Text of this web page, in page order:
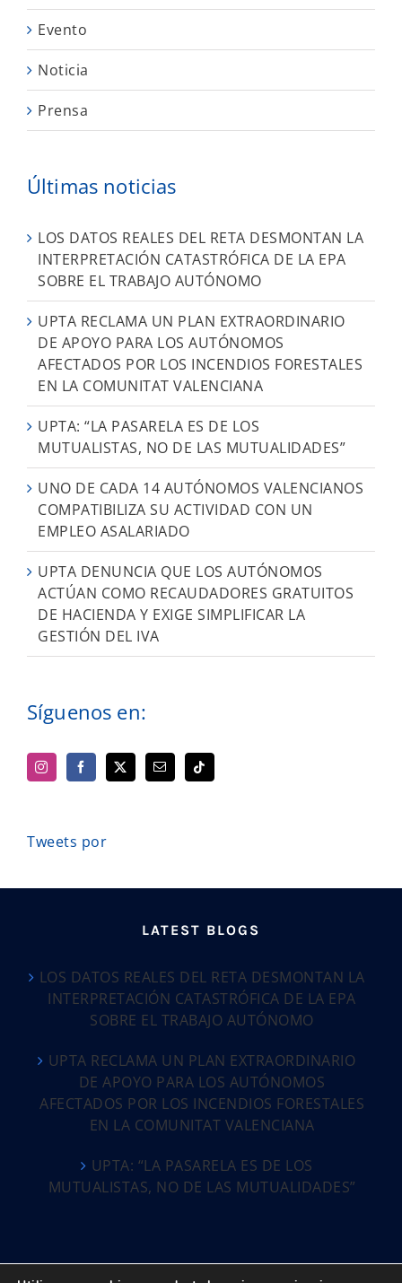
Evento
Noticia
Prensa
Últimas noticias
LOS DATOS REALES DEL RETA DESMONTAN LA
INTERPRETACIÓN CATASTRÓFICA DE LA EPA
SOBRE EL TRABAJO AUTÓNOMO
UPTA RECLAMA UN PLAN EXTRAORDINARIO
DE APOYO PARA LOS AUTÓNOMOS
AFECTADOS POR LOS INCENDIOS FORESTALES
EN LA COMUNITAT VALENCIANA
UPTA: “LA PASARELA ES DE LOS
MUTUALISTAS, NO DE LAS MUTUALIDADES”
UNO DE CADA 14 AUTÓNOMOS VALENCIANOS
COMPATIBILIZA SU ACTIVIDAD CON UN
EMPLEO ASALARIADO
UPTA DENUNCIA QUE LOS AUTÓNOMOS
ACTÚAN COMO RECAUDADORES GRATUITOS
DE HACIENDA Y EXIGE SIMPLIFICAR LA
GESTIÓN DEL IVA
Síguenos en:
Tweets por
LATEST BLOGS
LOS DATOS REALES DEL RETA DESMONTAN LA
INTERPRETACIÓN CATASTRÓFICA DE LA EPA
SOBRE EL TRABAJO AUTÓNOMO
UPTA RECLAMA UN PLAN EXTRAORDINARIO
DE APOYO PARA LOS AUTÓNOMOS
AFECTADOS POR LOS INCENDIOS FORESTALES
EN LA COMUNITAT VALENCIANA
UPTA: “LA PASARELA ES DE LOS
MUTUALISTAS, NO DE LAS MUTUALIDADES”